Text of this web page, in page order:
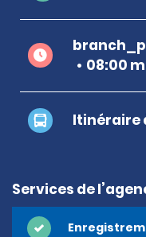
08:00
Itinéraire
Services de